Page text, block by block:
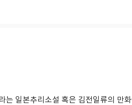
는 일본추리소설 혹은 김전일류의 만